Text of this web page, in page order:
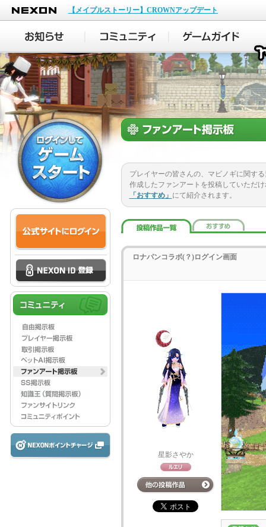
NEXON
【メイプルストーリー】CROWNアップデート
プレイヤーの皆さんの、マビノギに関す
作成したファンアートを投稿していただ
「おすすめ」 にて紹介されます。
ロナパンコラボ(？)ログイン画面
星影さやか